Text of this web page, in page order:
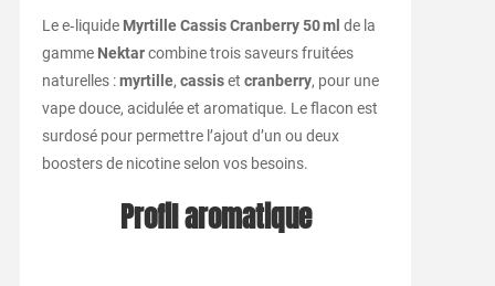
Le e‑liquide Myrtille Cassis Cranberry 50 ml de la
gamme Nektarcombine trois saveurs fruitées
naturelles :myrtille, cassiset cranberry, pour une
vape douce, acidulée et aromatique. Le flacon est
surdosé pour permettre l’ajout d’un ou deux
boosters de nicotine selon vos besoins.
Profil aromatique